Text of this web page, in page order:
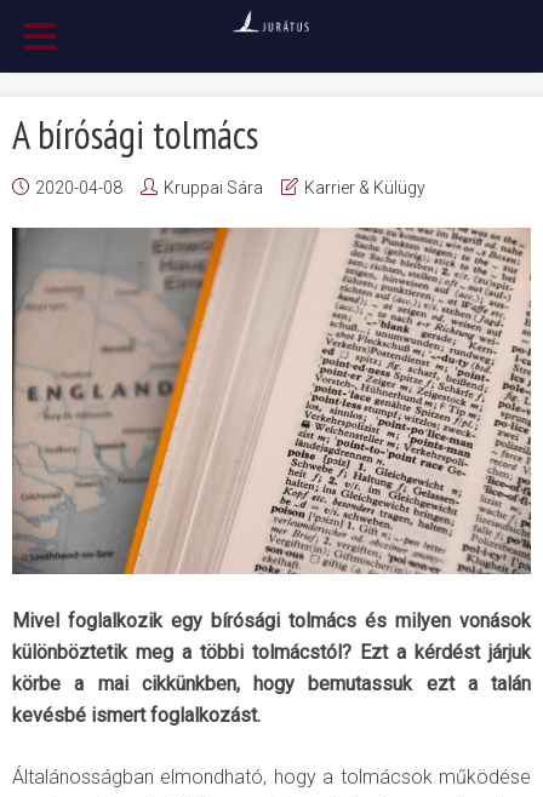
A bírósági tolmács
2020-04-08 Kruppai Sára Karrier & Külügy
Mivel foglalkozik egy bírósági tolmács és milyen vonások
különböztetik meg a többi tolmácstól? Ezt a kérdést járjuk
körbe a mai cikkünkben, hogy bemutassuk ezt a talán
kevésbé ismert foglalkozást.
Általánosságban elmondható, hogy a tolmácsok működése